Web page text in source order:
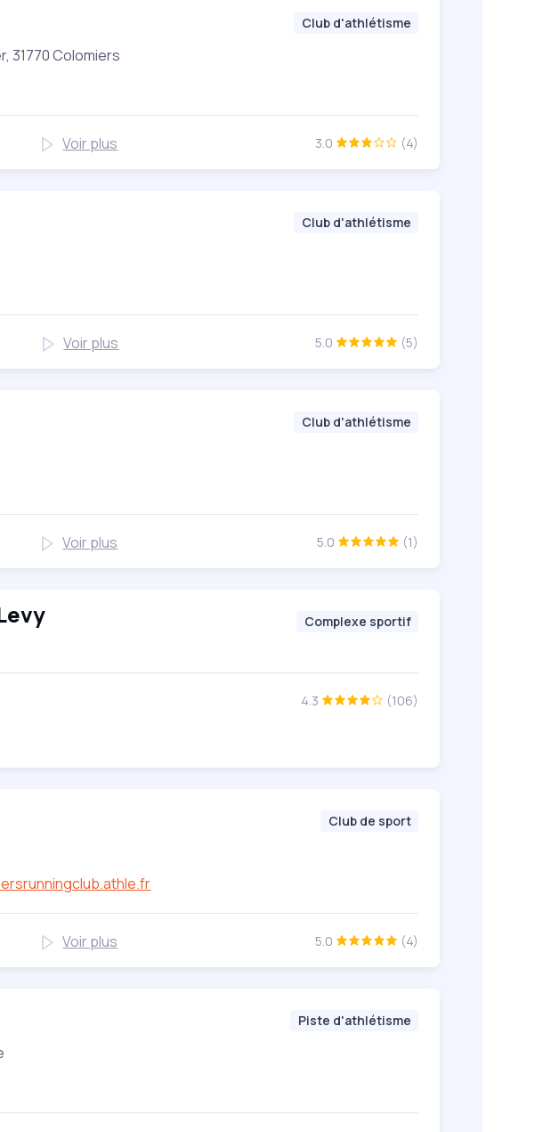
Club d'athlétisme
31770 Colomiers
Voir plus 3.0 (4)
Club d'athlétisme
Voir plus 5.0 (5)
Club d'athlétisme
Voir plus 5.0 (1)
Complexe sportif
4.3 (106)
Club de sport
Voir plus 5.0 (4)
Piste d'athlétisme